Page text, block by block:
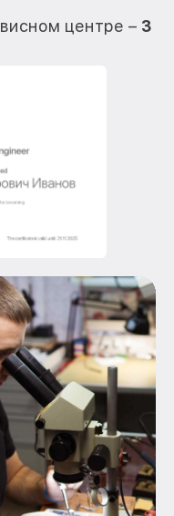
центре – 3